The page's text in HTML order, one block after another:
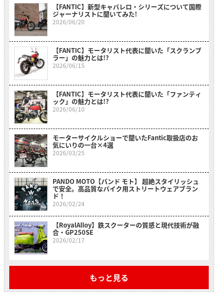
【FANTIC】新型キャバレロ・シリーズについて国際
ジャーナリストに聞いてみた!
2026/06/20
【FANTIC】モータリスト代表に聞いた「スクランブ
ラー」の魅力とは!?
2026/06/15
【FANTIC】モータリスト代表に聞いた「ファンティ
ック」の魅力とは!?
2026/06/10
モーターサイクルショーで聞いたFantic取扱店のお
気にいりの一台×4選
2026/03/25
PANDO MOTO【パンド モト】 超絶スタイリッシュ
で安全。高品質なバイク用ストリートウェアブラン
ド！
2026/02/24
【RoyalAlloy】鉄スクーターの質感と現代技術が融
合・GP250SE
2026/02/17
もっと見る